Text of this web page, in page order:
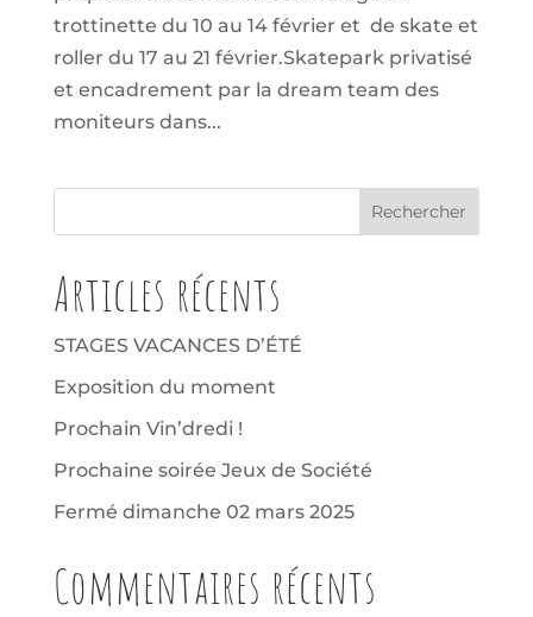
trottinette du 10 au 14 février et de skate et
roller du 17 au 21 février.Skatepark privatisé
et encadrement par la dream team des
moniteurs dans...
Articles récents
STAGES VACANCES D’ÉTÉ
Exposition du moment
Prochain Vin’dredi !
Prochaine soirée Jeux de Société
Fermé dimanche 02 mars 2025
Commentaires récents